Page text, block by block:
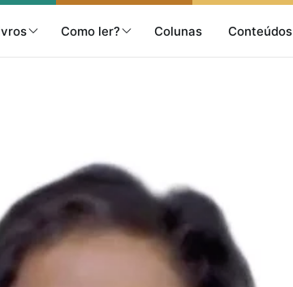
Como ler? Colunas Conteúdos